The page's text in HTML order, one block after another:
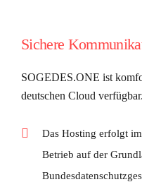
Sichere
SOGEDES.ONE ist
deutschen Cloud verfügbar.
Das Hosting erfolgt
Betrieb auf der